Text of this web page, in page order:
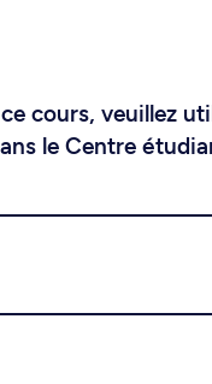
cours, veuillez
le Centre